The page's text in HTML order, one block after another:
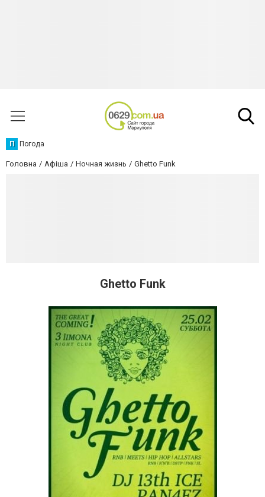
П Погода
Головна Афіша Ночная жизнь Ghetto Funk
Ghetto Funk